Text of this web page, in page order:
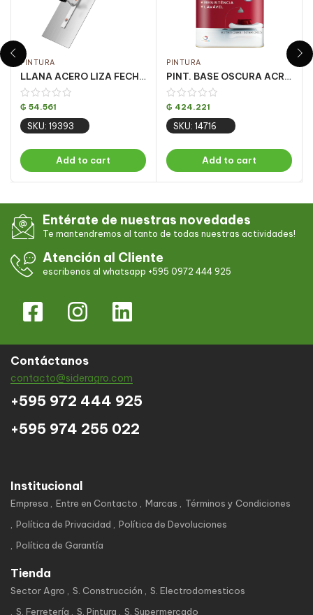
PINTURA
LLANA ACERO LIZA FECH PQT 6UN 12 X35CM
₲ 54.561
SKU: 19393
Add to cart
PINTURA
PINT. BASE OSCURA ACRILICA OURO FOSCO 16.2LT
₲ 424.221
SKU: 14716
Add to cart
Entérate de nuestras novedades
Te mantendremos al tanto de todas nuestras actividades!
Atención al Cliente
escribenos al whatsapp +595 0972 444 925
Contáctanos
contacto@sideragro.com
+595 972 444 925
+595 974 255 022
Institucional
Empresa Entre en Contacto Marcas
Términos y Condiciones
Política de Privacidad
Política de Devoluciones
Política de Garantía
Tienda
Sector Agro S. Construcción
S. Electrodomesticos
S. Ferretería
S. Pintura S. Supermercado